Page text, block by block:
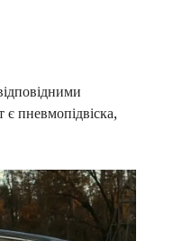
є пневмопідвіска,